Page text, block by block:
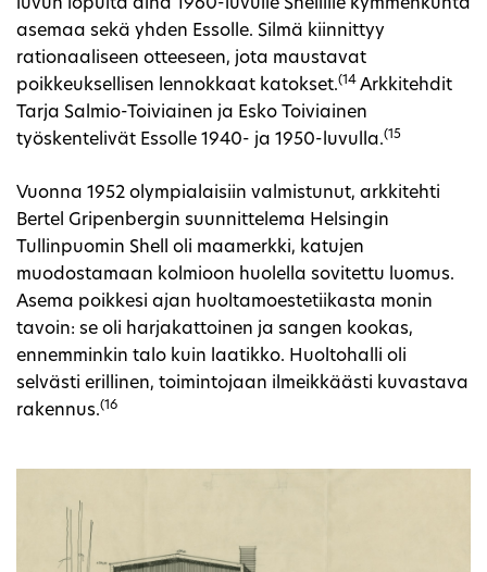
luvun lopulta aina 1960-luvulle Shellille kymmenkunta
asemaa sekä yhden Essolle. Silmä kiinnittyy
rationaaliseen otteeseen, jota maustavat
poikkeuksellisen lennokkaat katokset.(14 Arkkitehdit
Tarja Salmio-Toiviainen ja Esko Toiviainen
työskentelivät Essolle 1940- ja 1950-luvulla.(15
Vuonna 1952 olympialaisiin valmistunut, arkkitehti
Bertel Gripenbergin suunnittelema Helsingin
Tullinpuomin Shell oli maamerkki, katujen
muodostamaan kolmioon huolella sovitettu luomus.
Asema poikkesi ajan huoltamoestetiikasta monin
tavoin: se oli harjakattoinen ja sangen kookas,
ennemminkin talo kuin laatikko. Huoltohalli oli
selvästi erillinen, toimintojaan ilmeikkäästi kuvastava
rakennus.(16